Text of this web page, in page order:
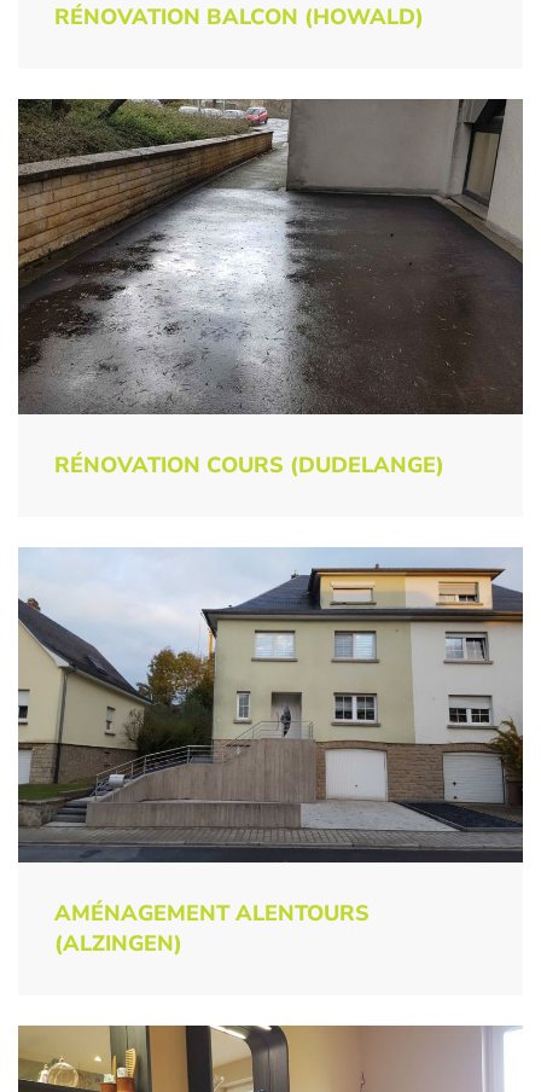
RÉNOVATION BALCON (HOWALD)
RÉNOVATION COURS (DUDELANGE)
AMÉNAGEMENT ALENTOURS
(ALZINGEN)